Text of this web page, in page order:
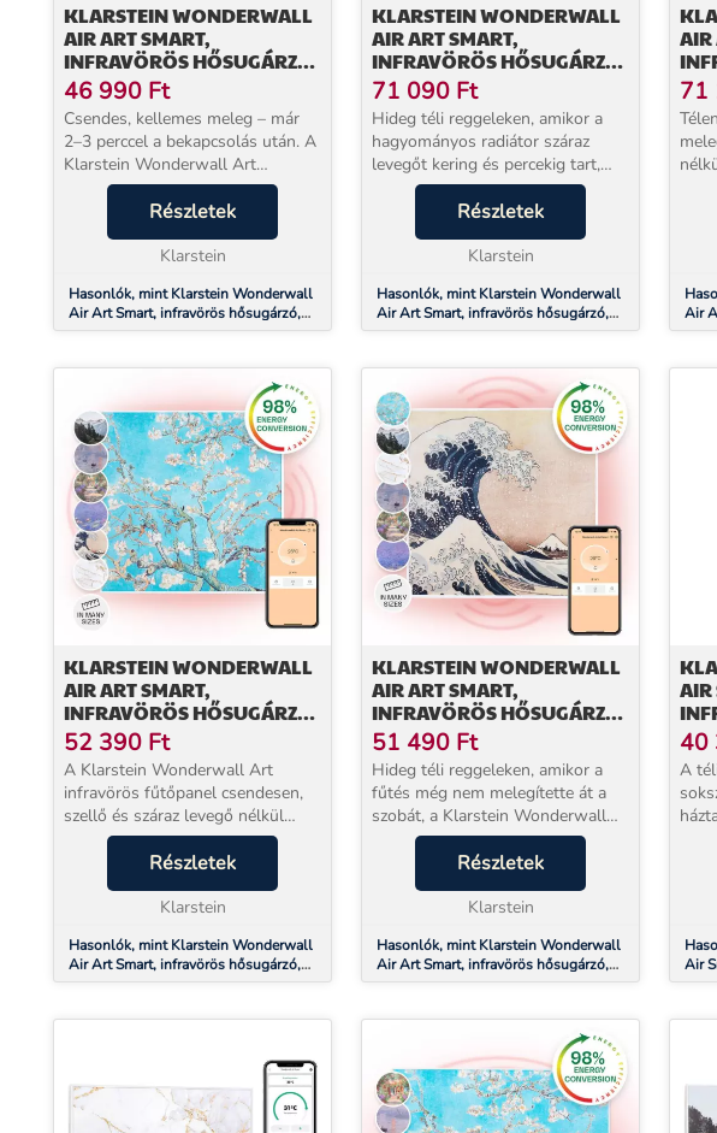
KLARSTEIN WONDERWALL
AIR ART SMART,
INFRAVÖRÖS HŐSUGÁRZÓ,
120 X 30 CM, 350 W,
ALKALMAZÁS, MÁRVÁNY II
46 990 Ft
Csendes, kellemes meleg – már
2–3 perccel a bekapcsolás után. A
Klarstein Wonderwall Art
infravörös fűtőpanel 600 W
teljesítménnyel fűti a nappalit, a
hálószobát és az irodát, miközben
teljesen zajtal...
Részletek
Klarstein
Hasonlók, mint Klarstein Wonderwall
Air Art Smart, infravörös hősugárzó,
120 x 30 cm, 350 W, alkalmazás,
KLARSTEIN WONDERWALL
AIR ART SMART,
INFRAVÖRÖS HŐSUGÁRZÓ,
120 X 60 CM, 700 W,
ALKALMAZÁS,
MANDULAVIRÁG
71 090 Ft
Hideg téli reggeleken, amikor a
hagyományos radiátor száraz
levegőt kering és percekig tart,
mire a szoba felmelegszik – a
Klarstein Wonderwall Art infrared
fűtőpanel más megközelítést
kínál. A 700 W ...
Részletek
Klarstein
Hasonlók, mint Klarstein Wonderwall
Air Art Smart, infravörös hősugárzó,
120 x 60 cm, 700 W, alkalmazás,
AIR
120
71
Art
Air
120
KLARSTEIN WONDERWALL
AIR ART SMART,
INFRAVÖRÖS HŐSUGÁRZÓ,
60 X 60 CM, 350 W,
ALKALMAZÁS, MANDULA
VIRÁG
52 390 Ft
A Klarstein Wonderwall Art
infravörös fűtőpanel csendesen,
szellő és száraz levegő nélkül
melegíti fel otthonát – 600 W
teljesítménnyel már 2–3 percen
belül kellemes hőérzet alakul ki,
előfűtési idő n...
Részletek
Klarstein
Hasonlók, mint Klarstein Wonderwall
Air Art Smart, infravörös hősugárzó,
60 x 60 cm, 350 W, alkalmazás,
KLARSTEIN WONDERWALL
AIR ART SMART,
INFRAVÖRÖS HŐSUGÁRZÓ,
60 X 60 CM, 350 W,
ALKALMAZÁS, HULLÁM
51 490 Ft
Hideg téli reggeleken, amikor a
fűtés még nem melegítette át a
szobát, a Klarstein Wonderwall
Art infravörös fűtőpanel
mindössze 2–3 perc alatt kellemes
meleget hoz – csendben,
légmozgás nélkül, anélk...
Részletek
Klarstein
Hasonlók, mint Klarstein Wonderwall
Air Art Smart, infravörös hősugárzó,
60 x 60 cm, 350 W, alkalmazás,
AIR
30
40
A
Air
30 x